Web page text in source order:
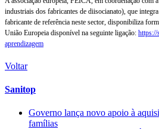
industriais dos fabricantes de diisocianato), que
fabricante de referência neste sector, disponibiliza
União Europeia disponível na seguinte ligação: https://
aprendizagem
Voltar
Sanitop
Governo lança novo apoio à
famílias